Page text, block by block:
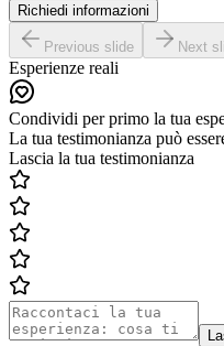
Richiedi informazioni
Previous slide Next
Esperienze reali
Condividi per primo la tua
La tua testimonianza può
Lascia la tua testimonianza